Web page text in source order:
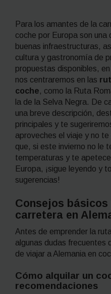
Para los amantes de la
coche por Europa son una
buenas infraestructuras,
cultura y gastronomía de
propuestas disponibles,
nos centraremos en las
coche, como la Ruta
la de la Selva Negra. De
una breve descripción,
principales y te
aproveches el viaje y no
que, si este invierno no le
temperaturas y te
Europa, ¡sigue leyendo y
sugerencias!
Consejos
carretera en
Antes de emprender la
algunas dudas frecuentes
de viajar a Alemania en
Cómo alquilar un
recomendaciones